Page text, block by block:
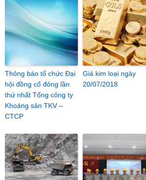
Thông báo tổ chức Đại
hội đồng cổ đông lần
thứ nhất Tổng công ty
Khoáng sản TKV –
CTCP
Giá kim loại ngày
20/07/2018